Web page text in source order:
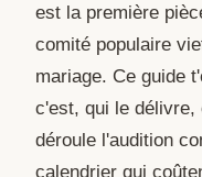
est la première
comité populaire
mariage. Ce guide
c'est, qui le délivre,
déroule l'audition
calendrier qui